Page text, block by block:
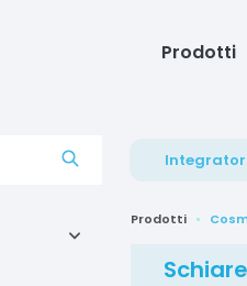
Prodotti
Prodotti